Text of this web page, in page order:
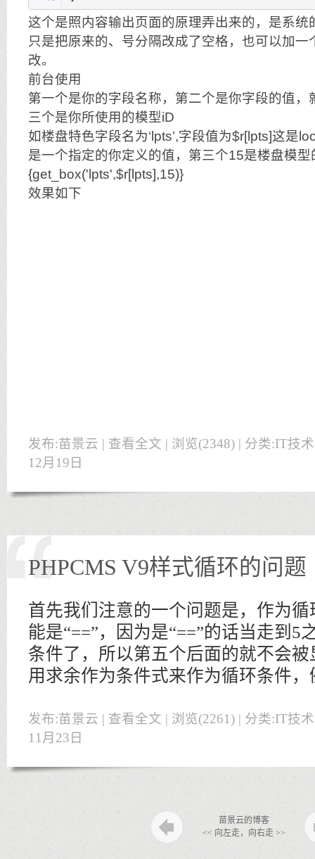
这个是照内容输出页面的原理弄出来的，是系统
只是把原来的、号分隔改成了空格，也可以加
改。
前台使用
第一个是你的字段名称，第二个是你字段的值
三个是你所使用的模型iD
如楼盘特色字段名为‘lpts’,字段值为$r[lpts]这是
是一个指定的你定义的值，第三个15是楼盘模型
{get_box('lpts',$r[lpts],15)}
效果如下
发布:苗景云 | 查看全文 | 浏览(2348) | 分类:IT技
12月19日
PHPCMS V9样式循环的问题
首先我们注意的一个问题是，作为
能是“==”，因为是“==”的话当走到5
条件了，所以第五个后面的就不会
用求余作为条件式来作为循环条件
发布:苗景云 | 查看全文 | 浏览(2261) | 分类:IT技
11月23日
苗景云的博客
<< 向左走，向右走 >>